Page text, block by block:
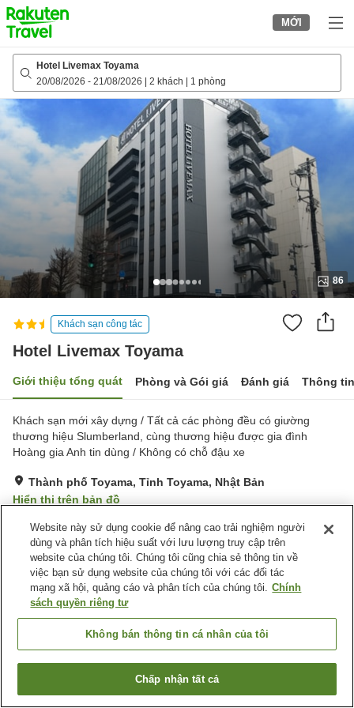
to
top
page
MỚI
Hotel Livemax Toyama
20/08/2026 - 21/08/2026 2 khách 1 phòng
86
Khách sạn công tác
Hotel Livemax Toyama
Giới thiệu tổng quát Phòng và Gói giá Đánh giá Thông
Khách sạn mới xây dựng / Tất cả các phòng đều có giường
thương hiệu Slumberland, cùng thương hiệu được gia đình
Hoàng gia Anh tin dùng / Không có chỗ đậu xe
Thành phố Toyama, Tỉnh Toyama, Nhật Bản
Hiển thị trên bản đồ
Tốt Đánh giá:242lượt
Tiện nghi chỗ nghỉ
Wi-Fi
Máy bán hàng tự động
Máy nước lọc
Trang chủ Nhật Bản Tỉnh Toyama
Thành phố Toyama
Hotel Livemax Toyama
Tìm phòng trống
Website này sử dụng cookie để nâng cao trải nghiệm người
dùng và phân tích hiệu suất với lưu lượng truy cập trên
website của chúng tôi. Chúng tôi cũng chia sẻ thông tin về
việc bạn sử dụng website của chúng tôi với các đối tác
mạng xã hội, quảng cáo và phân tích của chúng tôi. Chính
sách quyền riêng tư
Không bán thông tin cá nhân của tôi
Chấp nhận tất cả